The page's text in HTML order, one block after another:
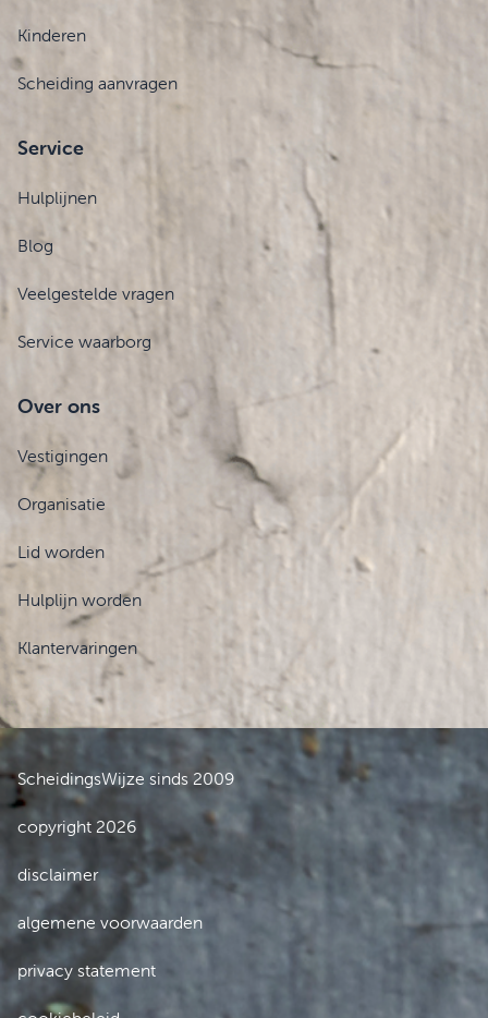
Kinderen
Scheiding aanvragen
Service
Hulplijnen
Blog
Veelgestelde vragen
Service waarborg
Over ons
Vestigingen
Organisatie
Lid worden
Hulplijn worden
Klantervaringen
ScheidingsWijze sinds 2009
copyright 2026
disclaimer
algemene voorwaarden
privacy statement